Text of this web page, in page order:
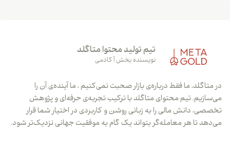
تیم تولید محتوا متاگلد
نویسنده بخش آکادمی
در متاگلد، ما فقط درباره‌ی بازار صحبت نمی‌کنیم ، ما آینده‌ی آن را
می‌سازیم. تیم محتوای متاگلد با ترکیب تجربه‌ی حرفه‌ای و پژوهش
تخصصی، دانش مالی را به زبانی روشن و کاربردی در اختیار شما قرار
می‌دهد تا هر معامله‌گر بتواند یک گام به موفقیت جهانی نزدیک‌تر شود.